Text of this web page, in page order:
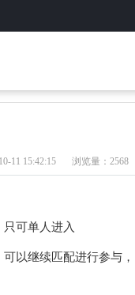
11 15:42:15 浏览量：2568
可单人进入
以继续匹配进行参与，